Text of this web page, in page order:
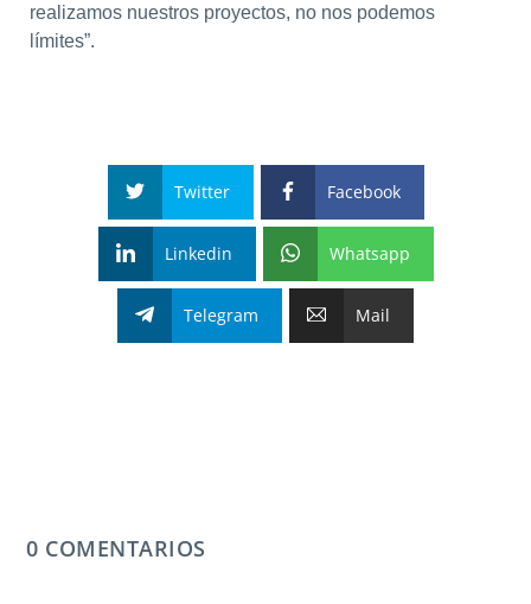
realizamos nuestros proyectos, no nos podemos
límites”.
Twitter Facebook
Linkedin Whatsapp
Telegram Mail
0 COMENTARIOS